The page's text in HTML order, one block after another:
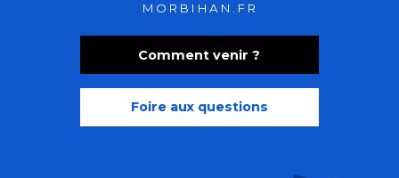
Comment venir ?
Foire aux questions
MORBIHAN.FR